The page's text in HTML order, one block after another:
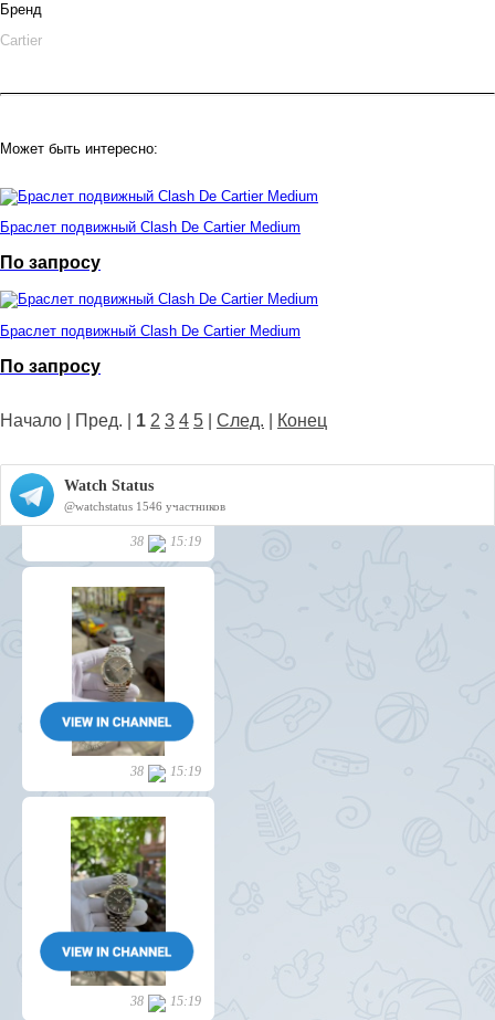
Бренд
Cartier
Может быть интересно:
Браслет подвижный Clash De Cartier Medium
По запросу
Браслет подвижный Clash De Cartier Medium
По запросу
Начало | Пред. | 1 2 3 4 5 След. Конец